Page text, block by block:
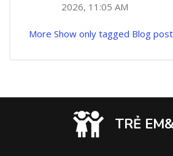
2026, 11:05 AM
More Show only tagged Blog
TRẺ